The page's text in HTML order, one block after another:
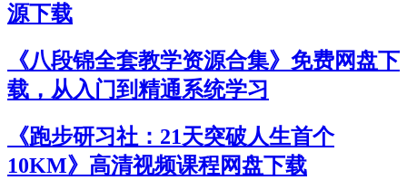
源下载
《八段锦全套教学资源合集》免费网盘下
载，从入门到精通系统学习
《跑步研习社：21天突破人生首个
10KM》高清视频课程网盘下载